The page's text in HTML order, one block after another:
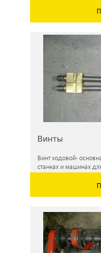
Винты
Винт ходовой -
станках и машинах